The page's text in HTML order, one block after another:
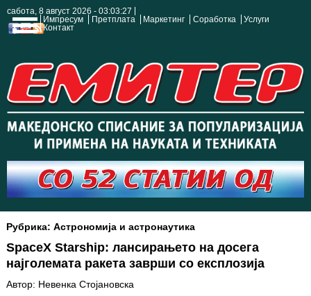
сабота, 8 август 2026 - 03:03:28
Импресум
Претплата Маркетинг Соработка
Услуги
Контакт
Рубрика: Астрономија и астронаутика
SpaceX Starship: лансирањето на досега
најголемата ракета заврши со експлозија
Автор: Невенка Стојановска